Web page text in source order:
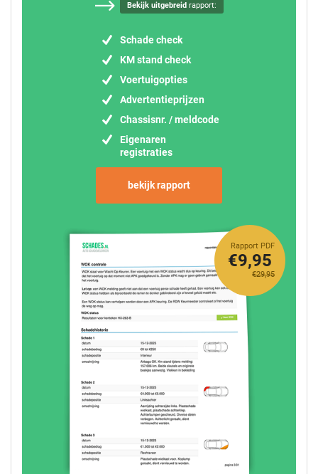
Bekijk uitgebreid rapport:
Schade check
KM stand check
Voertuigopties
Advertentieprijzen
Chassisnr. / meldcode
Eigenaren
registraties
bekijk rapport
Rapport PDF
€29,95
€9,95